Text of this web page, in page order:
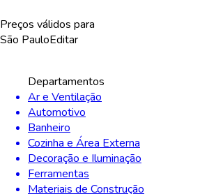
Preços válidos para
São PauloEditar
Departamentos
Ar e Ventilação
Automotivo
Banheiro
Cozinha e Área Externa
Decoração e Iluminação
Ferramentas
Materiais de Construção